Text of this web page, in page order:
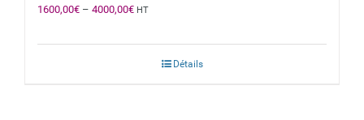
1600,00€ – 4000,00€ HT
Détails